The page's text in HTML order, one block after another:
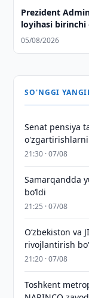
Prezident
loyihasi
05/08/2026
SO'NGGI
Senat pensiya
21:30 · 07/08
Samarqandda
bo‘ldi
21:25 · 07/08
Oʻzbekiston va
rivojlantirish
21:20 · 07/08
Toshkent